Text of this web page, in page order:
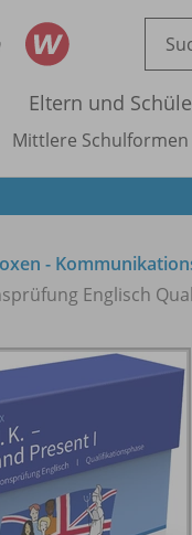
Eltern und
Mittlere Schulformen
-
Englisch